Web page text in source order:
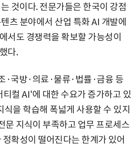
것이다. 전문가들은 한국이 강점
츠 분야에서 산업 특화 AI 개발에
서도 경쟁력을 확보할 가능성이
다.
·국방·의료·물류·법률·금융 등
컬 AI'에 대한 수요가 증가하고 있
식을 학습해 폭넓게 사용할 수 있지
문 지식이 부족하고 업무 프로세스
확성이 떨어진다는 한계가 있어